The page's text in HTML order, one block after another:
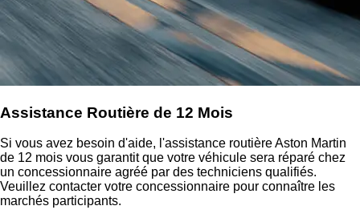
Assistance Routière de 12 Mois
Si vous avez besoin d'aide, l'assistance routière Aston Martin
de 12 mois vous garantit que votre véhicule sera réparé chez
un concessionnaire agréé par des techniciens qualifiés.
Veuillez contacter votre concessionnaire pour connaître les
marchés participants.